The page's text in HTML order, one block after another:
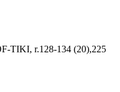
TIKI, r.128-134 (20),225